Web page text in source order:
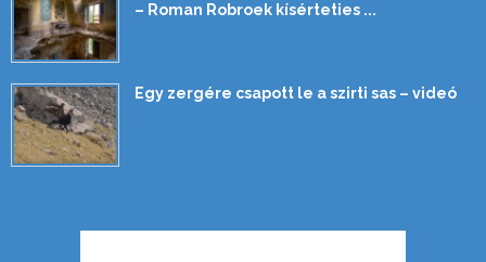
– Roman Robroek kísérteties ...
Egy zergére csapott le a szirti sas – videó